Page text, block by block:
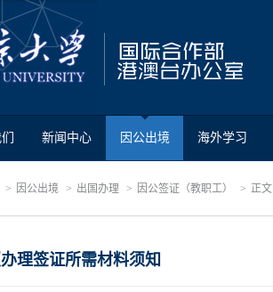
新闻中心 因公出境 海外学习
因公出境 出国办理 因公签证（教职工） 正文
理签证所需材料须知